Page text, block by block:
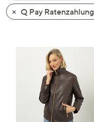
wischen
Sie
Q Pay Ratenzahlung